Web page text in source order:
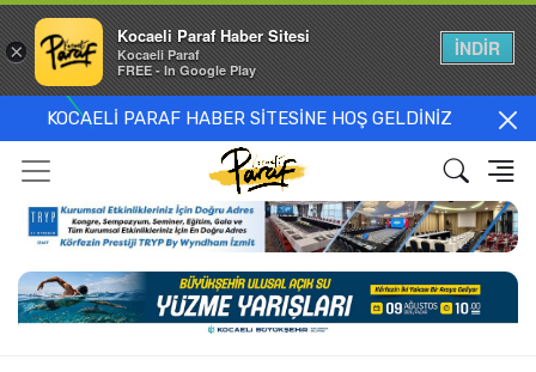
KOCAELİ PARAF HABER SİTESİNE HOŞ GELDİNİZ
×
Kocaeli Paraf Haber Sitesi
Kocaeli Paraf
FREE - In Google Play
İNDİR